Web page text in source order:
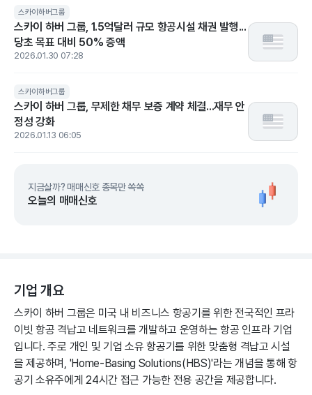
스카이하버그룹
스카이 하버 그룹, 1.5억달러 규모 항공시설 채권 발행...
당초 목표 대비 50% 증액
2026.01.30 07:28
스카이하버그룹
스카이 하버 그룹, 무제한 채무 보증 계약 체결...재무 안
정성 강화
2026.01.13 06:05
지금살까? 매매신호 종목만 쏙쏙
오늘의 매매신호
기업 개요
스카이 하버 그룹은 미국 내 비즈니스 항공기를 위한 전국적인 프라
이빗 항공 격납고 네트워크를 개발하고 운영하는 항공 인프라 기업
입니다. 주로 개인 및 기업 소유 항공기를 위한 맞춤형 격납고 시설
을 제공하며, 'Home-Basing Solutions(HBS)'라는 개념을 통해 항
공기 소유주에게 24시간 접근 가능한 전용 공간을 제공합니다.